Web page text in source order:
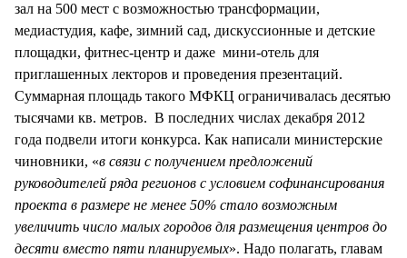
зал на 500 мест с возможностью трансформации,
медиастудия, кафе, зимний сад, дискуссионные и детские
площадки, фитнес-центр и даже мини-отель для
приглашенных лекторов и проведения презентаций.
Суммарная площадь такого МФКЦ ограничивалась десятью
тысячами кв. метров. В последних числах декабря 2012
года подвели итоги конкурса. Как написали министерские
чиновники, «в связи с получением предложений
руководителей ряда регионов с условием софинансирования
проекта в размере не менее 50% стало возможным
увеличить число малых городов для размещения центров до
десяти вместо пяти планируемых». Надо полагать, главам